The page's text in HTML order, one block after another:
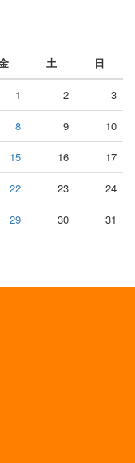
土 日
1 2 3
8 9 10
15 16 17
22 23 24
29 30 31